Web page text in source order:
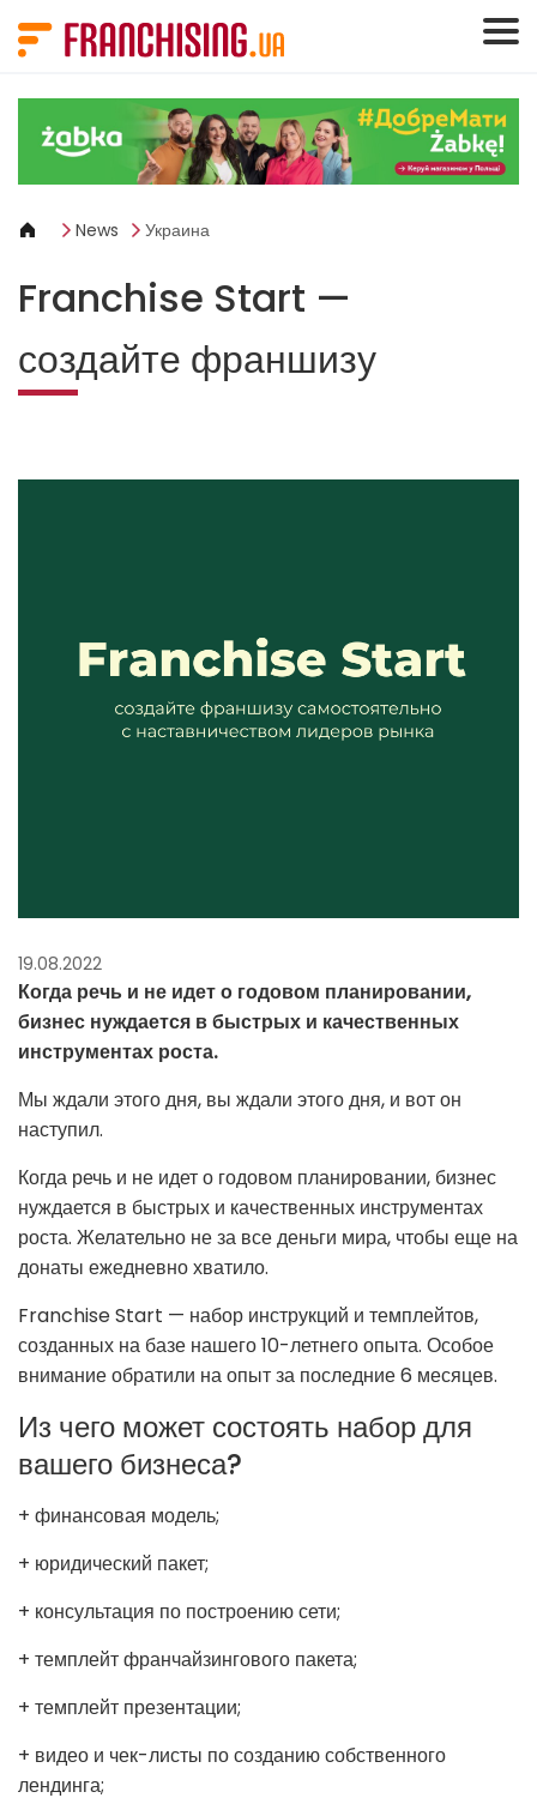
News Украина
Franchise Start —
создайте франшизу
19.08.2022
Когда речь и не идет о годовом планировании,
бизнес нуждается в быстрых и качественных
инструментах роста.
Мы ждали этого дня, вы ждали этого дня, и вот он
наступил.
Когда речь и не идет о годовом планировании, бизнес
нуждается в быстрых и качественных инструментах
роста. Желательно не за все деньги мира, чтобы еще на
донаты ежедневно хватило.
Franchise Start — набор инструкций и темплейтов,
созданных на базе нашего 10-летнего опыта. Особое
внимание обратили на опыт за последние 6 месяцев.
Из чего может состоять набор для
вашего бизнеса?
+ финансовая модель;
+ юридический пакет;
+ консультация по построению сети;
+ темплейт франчайзингового пакета;
+ темплейт презентации;
+ видео и чек-листы по созданию собственного
лендинга;